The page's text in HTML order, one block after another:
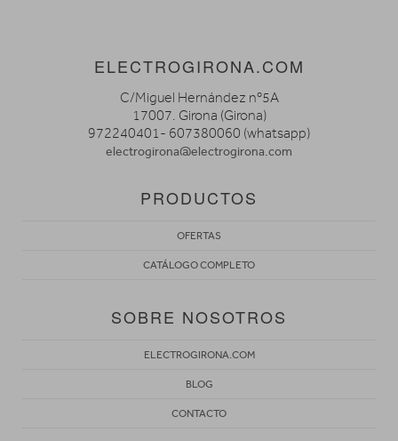
ELECTROGIRONA.COM
C/Miguel Hernández nº5A
17007. Girona (Girona)
972240401- 607380060 (whatsapp)
electrogirona@electrogirona.com
PRODUCTOS
OFERTAS
CATÁLOGO COMPLETO
SOBRE NOSOTROS
ELECTROGIRONA.COM
BLOG
CONTACTO